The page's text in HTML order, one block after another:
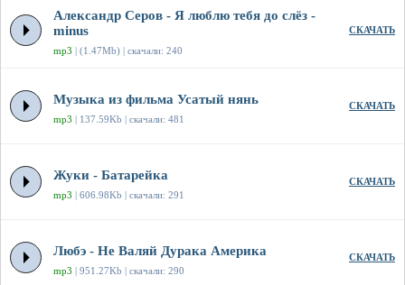
Александр Серов - Я люблю тебя до слёз -
minus
mp3 | (1.47Mb) | скачали: 240
СКАЧАТЬ
Музыка из фильма Усатый нянь
mp3 | 137.59Kb | скачали: 481
СКАЧАТЬ
Жуки - Батарейка
mp3 | 606.98Kb | скачали: 291
СКАЧАТЬ
Любэ - Не Валяй Дурака Америка
mp3 | 951.27Kb | скачали: 290
СКАЧАТЬ